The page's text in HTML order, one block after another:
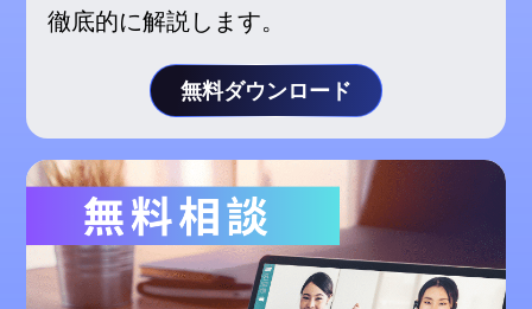
徹底的に解説します。
無料ダウンロード